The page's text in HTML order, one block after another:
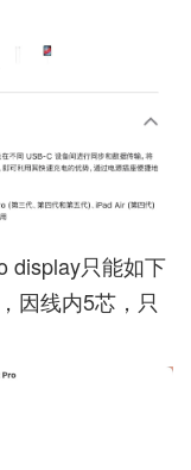
display只能如下
因线内5芯，只